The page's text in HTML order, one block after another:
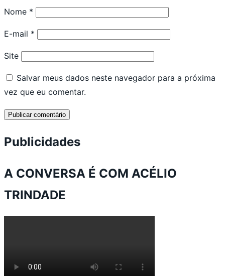
Nome *
E-mail *
Site
Salvar meus dados neste navegador para a próxima
vez que eu comentar.
Publicidades
A CONVERSA É COM ACÉLIO
TRINDADE